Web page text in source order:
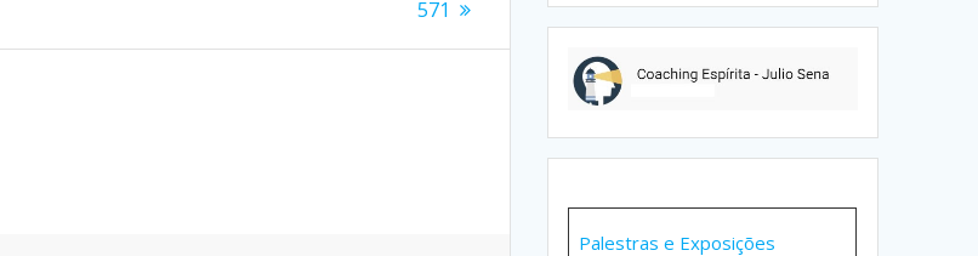
571
Palestras e Exposições